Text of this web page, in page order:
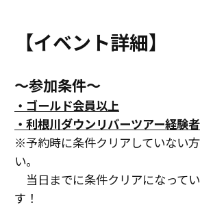
【イベント詳細】
～参加条件～
・ゴールド会員以上
・利根川ダウンリバーツアー経験者
※予約時に条件クリアしていない
い。
当日までに条件クリアになって
す！